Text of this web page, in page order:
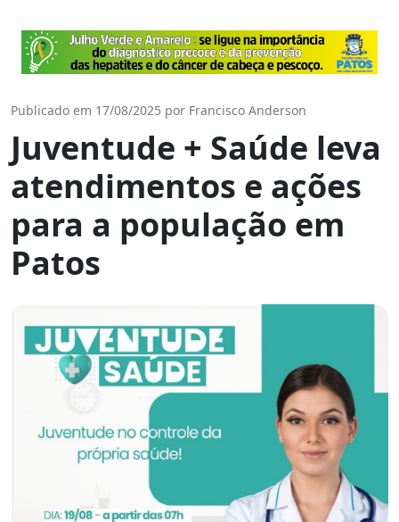
Publicado em 17/08/2025 por Francisco Anderson
Juventude + Saúde leva
atendimentos e ações
para a população em
Patos